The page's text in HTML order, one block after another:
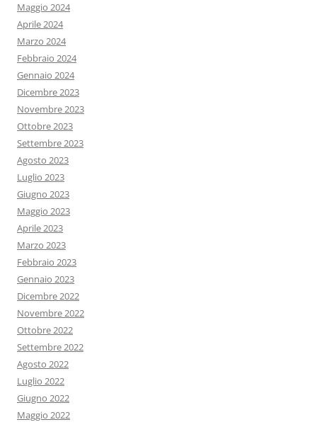
Maggio 2024
Aprile 2024
Marzo 2024
Febbraio 2024
Gennaio 2024
Dicembre 2023
Novembre 2023
Ottobre 2023
Settembre 2023
Agosto 2023
Luglio 2023
Giugno 2023
Maggio 2023
Aprile 2023
Marzo 2023
Febbraio 2023
Gennaio 2023
Dicembre 2022
Novembre 2022
Ottobre 2022
Settembre 2022
Agosto 2022
Luglio 2022
Giugno 2022
Maggio 2022